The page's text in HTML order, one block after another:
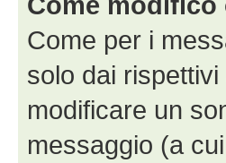
Come per i
solo dai
modificare un
messaggio (a